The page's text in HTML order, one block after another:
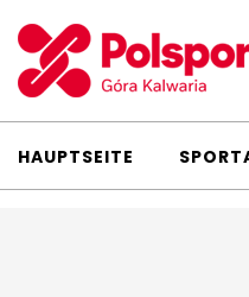
HAUPTSEITE